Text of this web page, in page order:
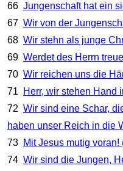
66 Jungenschaft hat ein
67 Wir von der
68 Wir stehn als junge
69 Werdet des Herrn
70 Wir reichen uns die
71
Herr, wir stehen Hand
72 Wir sind eine Schar,
haben unser Reich in die
73 Mit Jesus mutig
74 Wir sind die Jungen,